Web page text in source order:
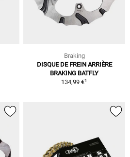
Braking
DISQUE DE FREIN ARRIÈRE
BRAKING BATFLY
134,99 €1